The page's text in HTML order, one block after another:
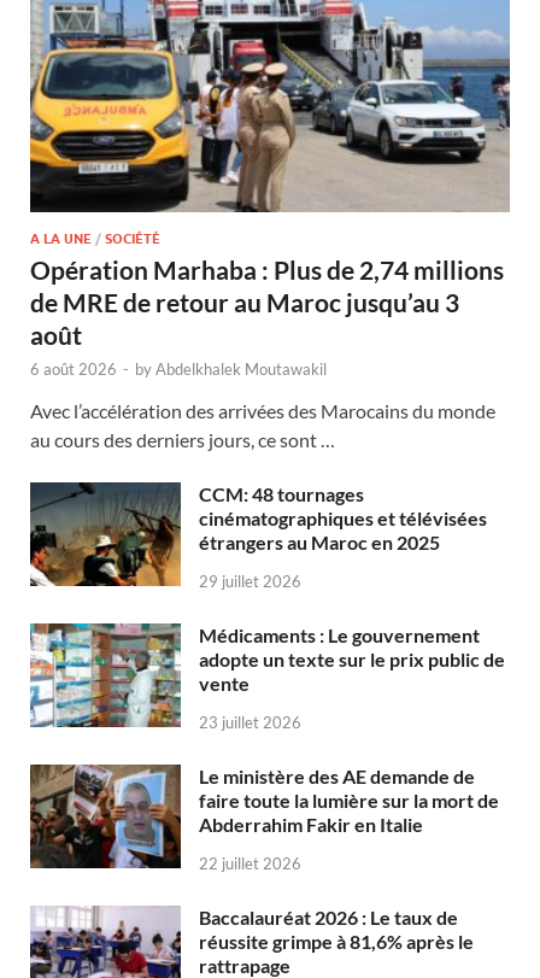
A LA UNE / SOCIÉTÉ
Opération Marhaba : Plus de 2,74 millions
de MRE de retour au Maroc jusqu’au 3
août
6 août 2026 - byAbdelkhalek Moutawakil
Avec l’accélération des arrivées des Marocains du monde
au cours des derniers jours, ce sont …
CCM: 48 tournages
cinématographiques et télévisées
étrangers au Maroc en 2025
29 juillet 2026
Médicaments : Le gouvernement
adopte un texte sur le prix public de
vente
23 juillet 2026
Le ministère des AE demande de
faire toute la lumière sur la mort de
Abderrahim Fakir en Italie
22 juillet 2026
Baccalauréat 2026 : Le taux de
réussite grimpe à 81,6% après le
rattrapage